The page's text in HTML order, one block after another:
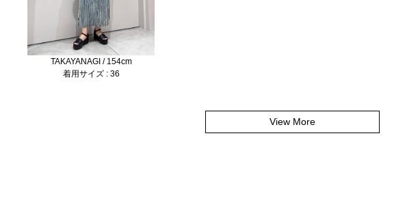
TAKAYANAGI / 154cm
着用サイズ : 36
View More